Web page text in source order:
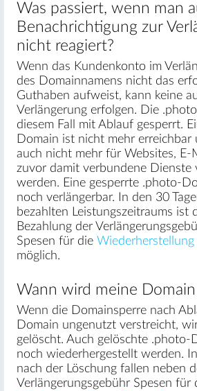
Was passiert, wenn man
Benachrichtigung zur
nicht reagiert?
Wenn das Kundenkonto im
des Domainnamens nicht das
Guthaben aufweist, kann keine
Verlängerung erfolgen. Die
diesem Fall mit Ablauf gesperrt.
Domain ist nicht mehr
auch nicht mehr für Websites, E-
zuvor damit verbundene Dienste
werden. Eine gesperrte .photo-
noch verlängerbar. In den 30
bezahlten Leistungszeitraums ist
Bezahlung der
Spesen für die Wiederherstellung
möglich.
Wann wird meine
Wenn die Domainsperre nach
Domain ungenutzt verstreicht,
gelöscht. Auch gelöschte .photo-
noch wiederhergestellt werden.
nach der Löschung fallen neben
Verlängerungsgebühr Spesen für